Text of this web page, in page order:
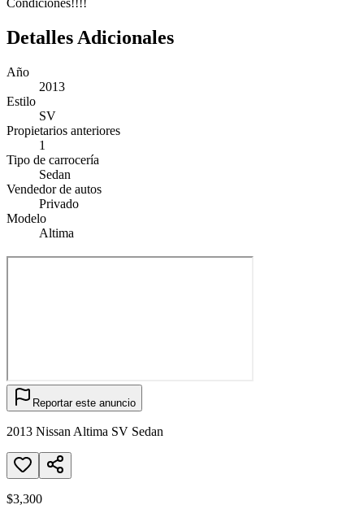
Detalles Adicionales
Año
2013
Estilo
SV
Propietarios anteriores
1
Tipo de carrocería
Sedan
Vendedor de autos
Privado
Modelo
Altima
Reportar este anuncio
2013 Nissan Altima SV Sedan
$3,300